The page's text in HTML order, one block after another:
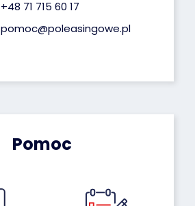
+48 71 715 60 17
pomoc@poleasingowe.pl
Pomoc